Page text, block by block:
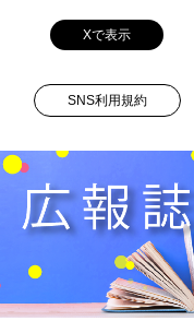
Xで表示
SNS利用規約